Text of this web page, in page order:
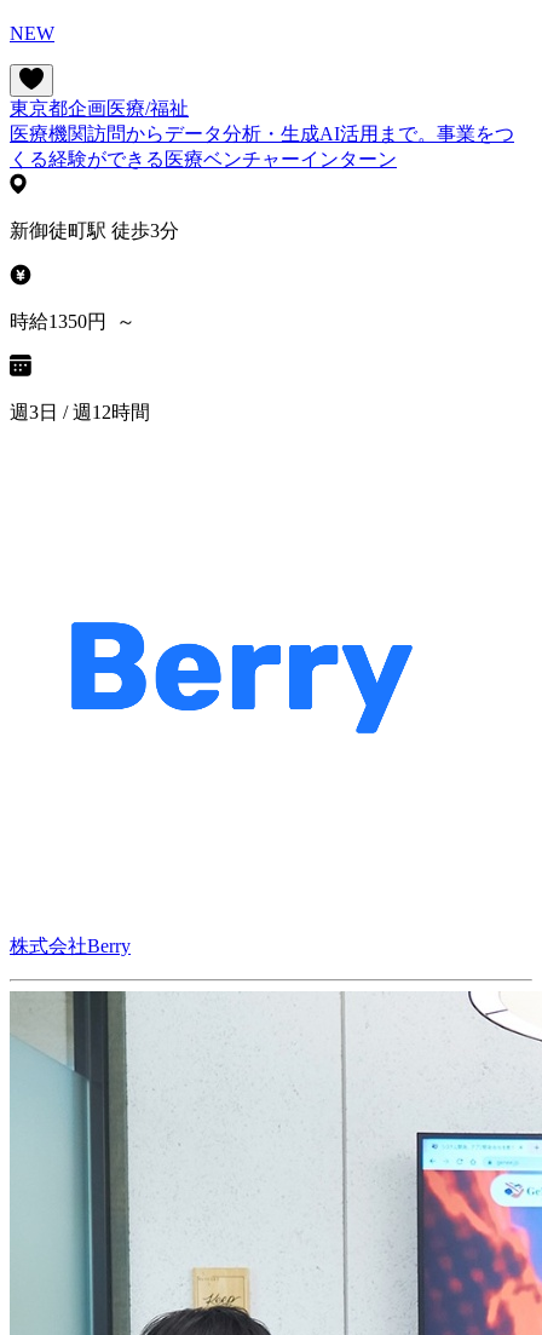
NEW
東京都企画医療/福祉
医療機関訪問からデータ分析・生成AI活用まで。事業をつ
くる経験ができる医療ベンチャーインターン
新御徒町駅 徒歩3分
時給1350円 ～
週3日 / 週12時間
株式会社Berry